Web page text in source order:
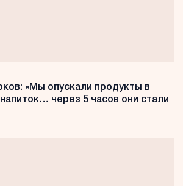
«Мы опускали продукты в
через 5 часов они стали